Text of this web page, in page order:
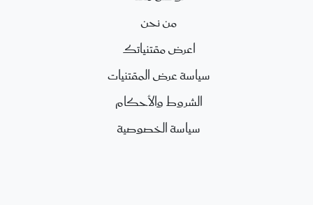
من نحن
اعرض مقتنياتك
سياسة عرض المقتنيات
الشروط والأحكام
سياسة الخصوصية